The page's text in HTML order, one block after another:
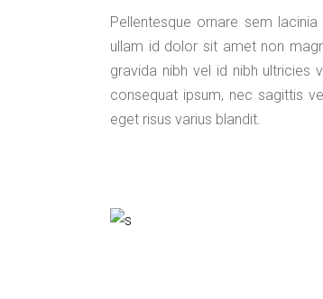
Pellentesque ornare sem
ullam id dolor sit amet non
gravida nibh vel id nibh ultricies
consequat ipsum, nec sagittis
eget risus varius blandit.